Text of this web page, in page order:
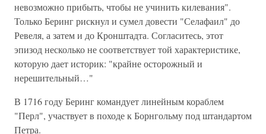
невозможно прибыть, чтобы не учинить килевания".
Только Беринг рискнул и сумел довести "Селафаил" до
Ревеля, а затем и до Кронштадта. Согласитесь, этот
эпизод несколько не соответствует той характеристике,
которую дает историк: "крайне осторожный и
нерешительный…"
В 1716 году Беринг командует линейным кораблем
"Перл", участвует в походе к Борнгольму под штандартом
Петра.